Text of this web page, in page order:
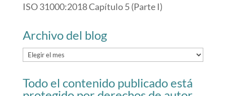
ISO 31000:2018 Capítulo 5 (Parte I)
Archivo del blog
Archivo
blog
Todo el contenido publicado está